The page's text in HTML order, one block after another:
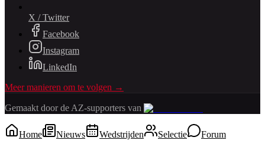
X / Twitter
Facebook
Instagram
LinkedIn
Meer manieren om te volgen →
Gemaakt door de AZ-supporters van
Home Nieuws Wedstrijden Selectie Forum